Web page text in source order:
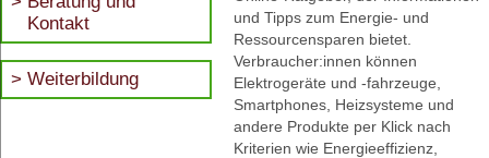
Kontakt
Weiterbildung
und Tipps zum Energie- und
Ressourcensparen bietet.
Verbraucher:innen können
Elektrogeräte und -fahrzeuge,
Smartphones, Heizsysteme und
andere Produkte per Klick nach
Kriterien wie Energieeffizienz,